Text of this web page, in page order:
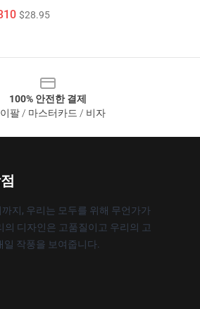
$28.95
100% 안전한 결제
팔 / 마스터카드 / 비자
지, 우리는 모두를 위해 무언가가
의 디자인은 고품질이고 우리의 고
일 작풍을 보여줍니다.